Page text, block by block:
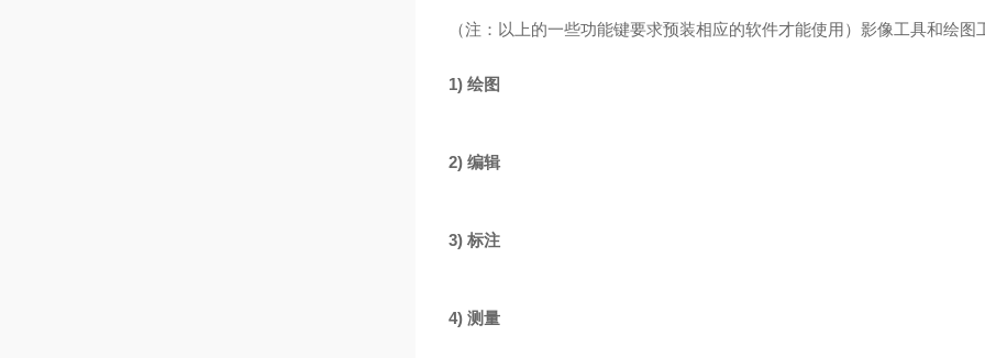
（注：以上的一些功能键要求预装相应的软件才能使用）影像工具和绘图
1) 绘图
2) 编辑
3) 标注
4) 测量